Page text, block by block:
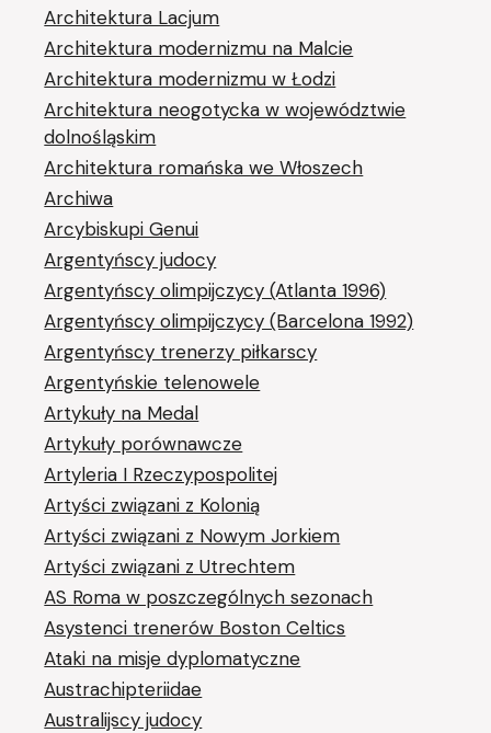
Architektura Lacjum
Architektura modernizmu na Malcie
Architektura modernizmu w Łodzi
Architektura neogotycka w województwie
dolnośląskim
Architektura romańska we Włoszech
Archiwa
Arcybiskupi Genui
Argentyńscy judocy
Argentyńscy olimpijczycy (Atlanta 1996)
Argentyńscy olimpijczycy (Barcelona 1992)
Argentyńscy trenerzy piłkarscy
Argentyńskie telenowele
Artykuły na Medal
Artykuły porównawcze
Artyleria I Rzeczypospolitej
Artyści związani z Kolonią
Artyści związani z Nowym Jorkiem
Artyści związani z Utrechtem
AS Roma w poszczególnych sezonach
Asystenci trenerów Boston Celtics
Ataki na misje dyplomatyczne
Austrachipteriidae
Australijscy judocy